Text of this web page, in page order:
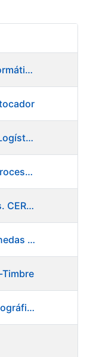
Item
FC 03/24 - Jefe de Servicio de Informática de Gestión y Procesos
OE 03/24 - Técnico de Seguridad Logística
OE 07/24 - Técnico de Análisis y Procesos de Laboratorio
OE 25/23 - Ingeniero de Proyectos. CERES
FC 01/24 - Jefe de Servicio de Monedas Conmemorativas
Timbre
OE 39/23 - Oficial 2ª Máquina Flexográfica y Finalizado